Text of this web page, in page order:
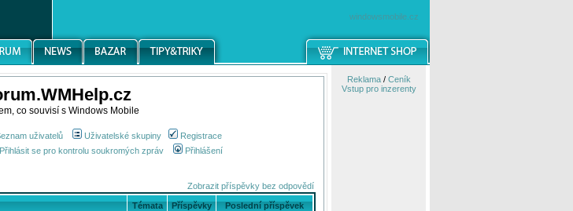
windowsmobile.cz
co souvisí s Windows Mobile
uživatelů Uživatelské skupiny
Registrace
Přihlásit se pro kontrolu soukromých zpráv Přihlášení
Zobrazit příspěvky bez odpovědí
Témata Příspěvky Poslední příspěvek
Reklama/ Ceník
Vstup pro inzerenty